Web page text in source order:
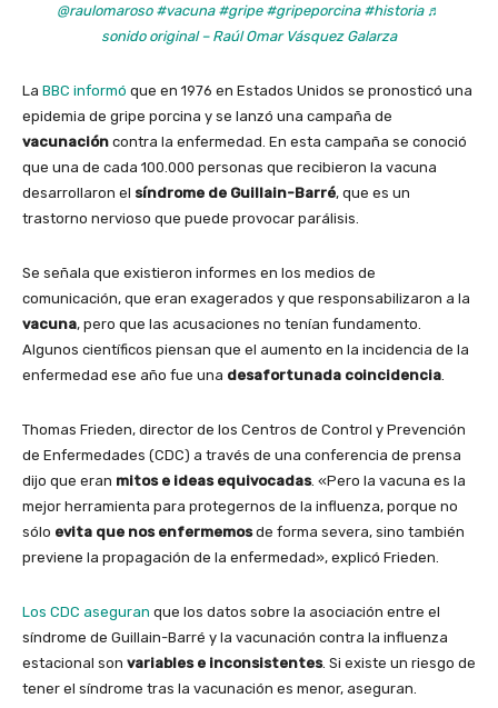
@raulomaroso #vacuna #gripe #gripeporcina #historia ♬
sonido original – Raúl Omar Vásquez Galarza
La BBC informó que en 1976 en Estados Unidos se pronosticó una
epidemia de gripe porcina y se lanzó una campaña de
vacunación contra la enfermedad. En esta campaña se conoció
que una de cada 100.000 personas que recibieron la vacuna
desarrollaron el síndrome de Guillain-Barré, que es un
trastorno nervioso que puede provocar parálisis.
Se señala que existieron informes en los medios de
comunicación, que eran exagerados y que responsabilizaron a la
vacuna, pero que las acusaciones no tenían fundamento.
Algunos científicos piensan que el aumento en la incidencia de la
enfermedad ese año fue una desafortunada coincidencia
Thomas Frieden, director de los Centros de Control y Prevención
de Enfermedades (CDC) a través de una conferencia de prensa
dijo que eran mitos e ideas equivocadas. «Pero la vacuna es la
mejor herramienta para protegernos de la influenza, porque no
sólo evita que nos enfermemosde forma severa, sino también
previene la propagación de la enfermedad», explicó Frieden.
Los CDC aseguran que los datos sobre la asociación entre el
síndrome de Guillain-Barré y la vacunación contra la influenza
estacional son variables e inconsistentes. Si existe un riesgo de
tener el síndrome tras la vacunación es menor, aseguran.